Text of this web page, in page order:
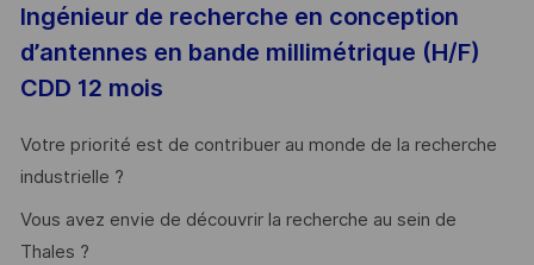
Ingénieur de recherche en conception
d’antennes en bande millimétrique (H/F)
CDD 12 mois
Votre priorité est de contribuer au monde de la recherche
industrielle ?
Vous avez envie de découvrir la recherche au sein de
Thales ?